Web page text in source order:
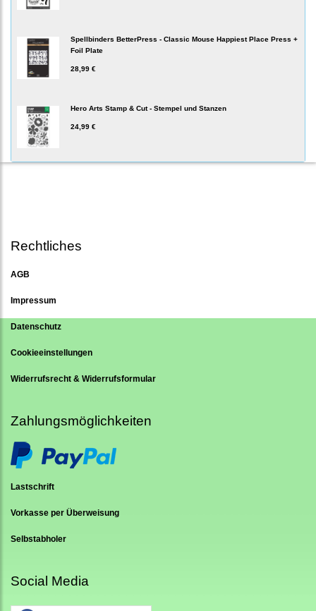
Spellbinders BetterPress - Classic Mouse Happiest Place Press +
Foil Plate
28,99 €
Hero Arts Stamp & Cut - Stempel und Stanzen
24,99 €
Rechtliches
AGB
Impressum
Datenschutz
Cookieeinstellungen
Widerrufsrecht & Widerrufsformular
Zahlungsmöglichkeiten
Lastschrift
Vorkasse per Überweisung
Selbstabholer
Social Media